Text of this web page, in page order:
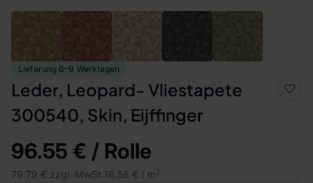
Lieferung 6–9 Werktagen
Leder, Leopard- Vliestapete
300540, Skin, Eijffinger
96.55 € / Rolle
79.79 € zzgl. MwSt. 18.56 € / m2